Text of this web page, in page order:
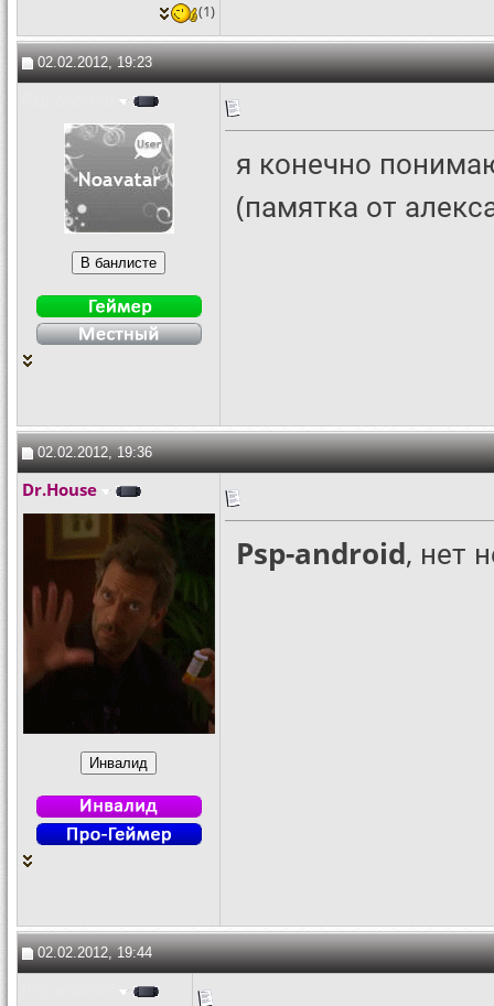
(1)
02.02.2012, 19:23
я конечно
(памятка от
02.02.2012, 19:36
Dr.House
Psp-android, нет
02.02.2012, 19:44